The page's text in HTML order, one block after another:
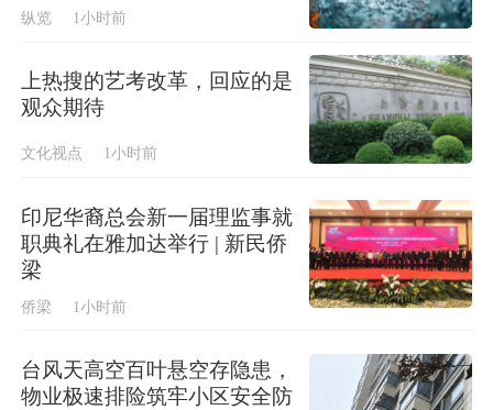
纵览 1小时前
上热搜的艺考改革，回应的是
观众期待
文化视点 1小时前
印尼华裔总会新一届理监事就
职典礼在雅加达举行 | 新民侨
梁
侨梁 1小时前
台风天高空百叶悬空存隐患，
物业极速排险筑牢小区安全防